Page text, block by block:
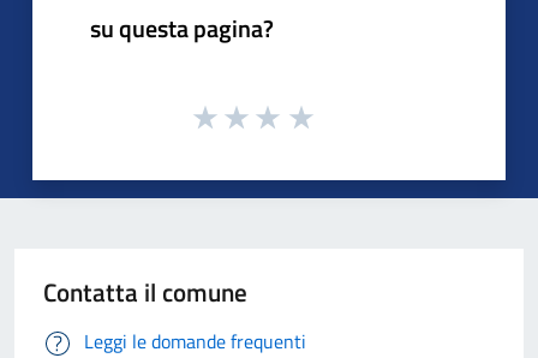
su questa pagina?
Contatta il comune
Leggi le domande frequenti